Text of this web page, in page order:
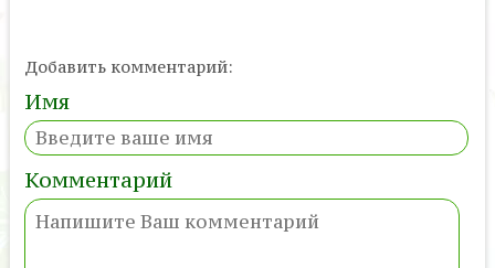
Добавить комментарий:
Имя
Комментарий